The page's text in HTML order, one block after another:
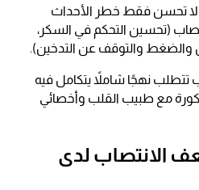
لا تحسن فقط خطر الأحداث
(تحسين التحكم في السكر،
والضغط والتوقف عن التدخين).
نهجًا شاملاً يتكامل فيه
مع طبيب القلب وأخصائي
الانتصاب لدى